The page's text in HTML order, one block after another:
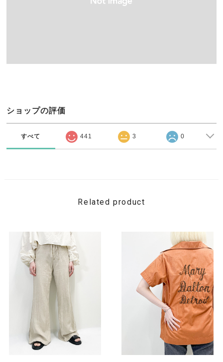
ショップの評価
すべて 441 3 0
Related product